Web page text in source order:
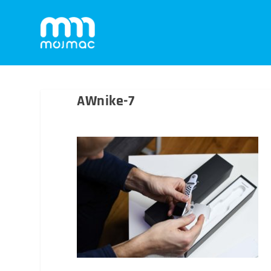
AWnike-7